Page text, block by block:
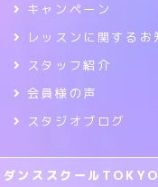
キャンペーン
レッスンに関するお
スタッフ紹介
会員様の声
スタジオブログ
ダンススクール